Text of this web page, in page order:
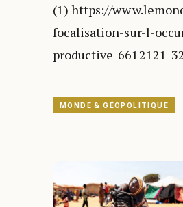
(1) https://
focalisation-sur-l-
MONDE & GÉOPOLITIQUE